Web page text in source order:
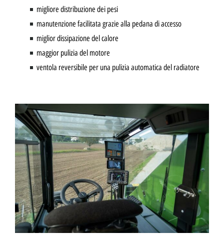
migliore distribuzione dei pesi
manutenzione facilitata grazie alla pedana di accesso
miglior dissipazione del calore
maggior pulizia del motore
ventola reversibile per una pulizia automatica del radiatore